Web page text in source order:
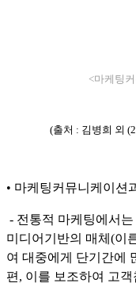
<마케팅
(출처 : 김병희 외
• 마케팅커뮤니케이션
- 전통적 마케팅에서
미디어기반의 매체(이
여 대중에게 단기간에
편, 이를 보조하여 고